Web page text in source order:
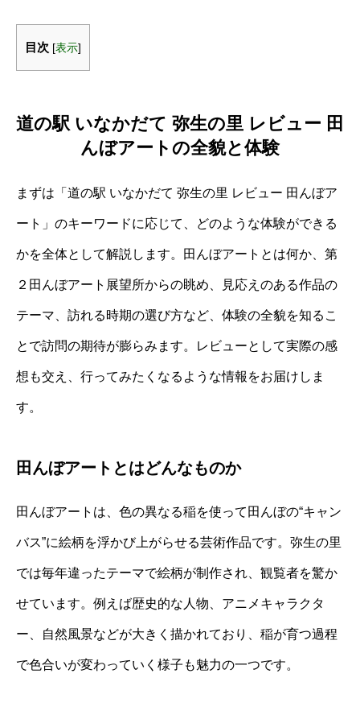
目次 [表示]
道の駅 いなかだて 弥生の里 レビュー 田
んぼアートの全貌と体験
まずは「道の駅 いなかだて 弥生の里 レビュー 田んぼア
ート」のキーワードに応じて、どのような体験ができる
かを全体として解説します。田んぼアートとは何か、第
２田んぼアート展望所からの眺め、見応えのある作品の
テーマ、訪れる時期の選び方など、体験の全貌を知るこ
とで訪問の期待が膨らみます。レビューとして実際の感
想も交え、行ってみたくなるような情報をお届けしま
す。
田んぼアートとはどんなものか
田んぼアートは、色の異なる稲を使って田んぼの“キャン
バス”に絵柄を浮かび上がらせる芸術作品です。弥生の里
では毎年違ったテーマで絵柄が制作され、観覧者を驚か
せています。例えば歴史的な人物、アニメキャラクタ
ー、自然風景などが大きく描かれており、稲が育つ過程
で色合いが変わっていく様子も魅力の一つです。